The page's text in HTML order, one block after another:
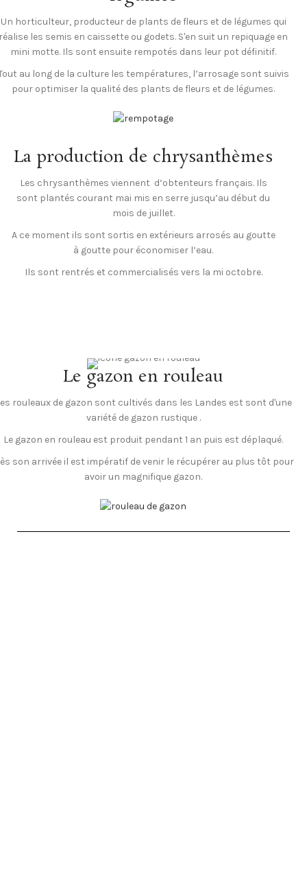
Un horticulteur, producteur de plants de fleurs et de légumes qui
les semis en caissette ou godets. S'en suit un repiquage en
mini motte. Ils sont ensuite rempotés dans leur pot définitif.
au long de la culture les températures, l’arrosage sont suivis
pour optimiser la qualité des plants de fleurs et de légumes.
La production de chrysanthèmes
Les chrysanthèmes viennent d’obtenteurs français. Ils
sont plantés courant mai mis en serre jusqu’au début du
mois de juillet.
A ce moment ils sont sortis en extérieurs arrosés au goutte
à goutte pour économiser l’eau.
Ils sont rentrés et commercialisés vers la mi octobre.
Le gazon en rouleau
rouleaux de gazon sont cultivés dans les Landes est sont d'une
variété de gazon rustique .
Le gazon en rouleau est produit pendant 1 an puis est déplaqué.
son arrivée il est impératif de venir le récupérer au plus tôt pour
avoir un magnifique gazon.